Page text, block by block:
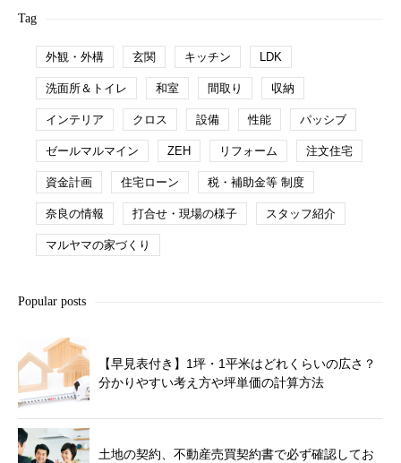
Tag
外観・外構 玄関 キッチン LDK
洗面所＆トイレ 和室 間取り 収納
インテリア クロス 設備 性能 パッシブ
ゼールマルマイン ZEH リフォーム 注文住宅
資金計画 住宅ローン 税・補助金等 制度
奈良の情報 打合せ・現場の様子 スタッフ紹介
マルヤマの家づくり
Popular posts
【早見表付き】1坪・1平米はどれくらいの広さ？
分かりやすい考え方や坪単価の計算方法
土地の契約、不動産売買契約書で必ず確認してお